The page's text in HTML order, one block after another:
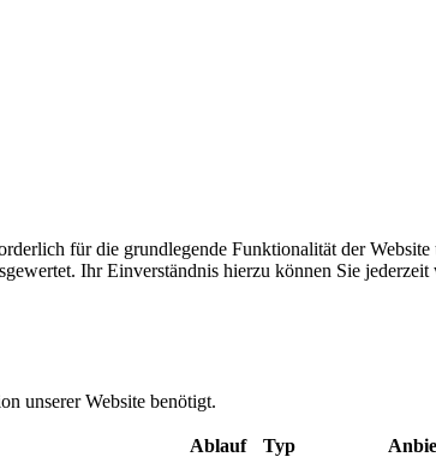
für die grundlegende Funktionalität der
Ihr Einverständnis hierzu können Sie
unserer Website benötigt.
Ablauf Typ